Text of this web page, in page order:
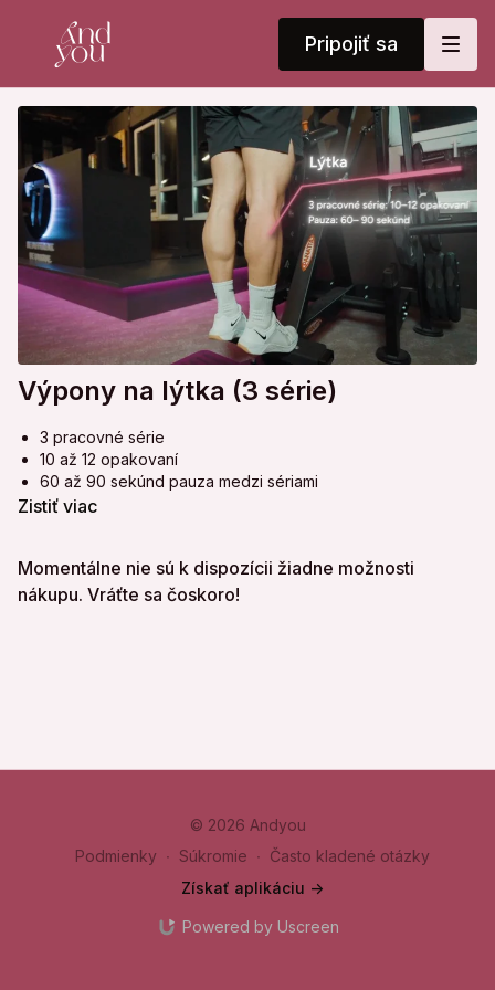
Pripojiť sa
Výpony na lýtka (3 série)
3 pracovné série
10 až 12 opakovaní
60 až 90 sekúnd pauza medzi sériami
Zistiť viac
Momentálne nie sú k dispozícii žiadne možnosti
nákupu. Vráťte sa čoskoro!
© 2026 Andyou
Podmienky ∙ Súkromie ∙ Často kladené otázky
Získať aplikáciu ->
Powered by Uscreen